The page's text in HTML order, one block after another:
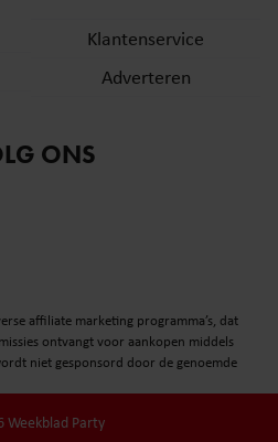
Klantenservice
Adverteren
ONS
affiliate marketing programma’s, dat
ontvangt voor aankopen middels
niet gesponsord door de genoemde
Weekblad Party